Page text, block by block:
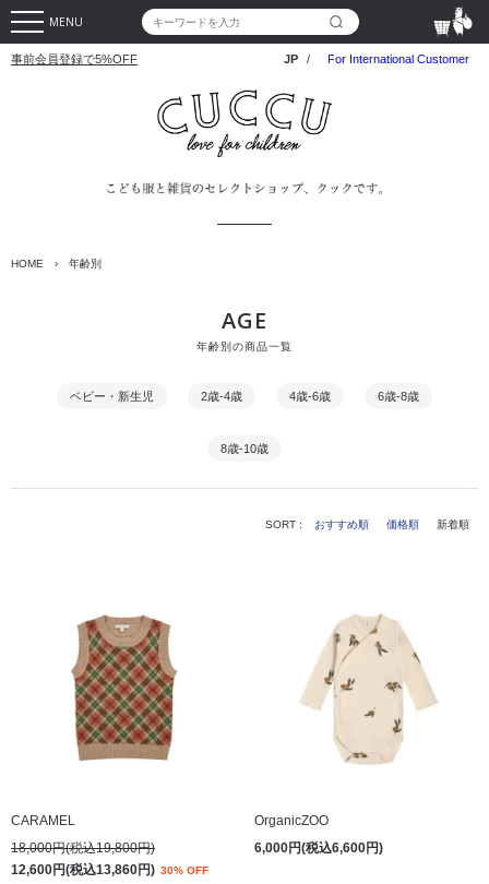
MENU
事前会員登録で5%OFF JP / For International Customer
HOME › 年齢別
AGE
年齢別の商品一覧
ベビー・新生児 2歳-4歳 4歳-6歳 6歳-8歳
8歳-10歳
SORT : おすすめ順 価格順 新着順
CARAMEL
18,000円(税込19,800円)
12,600円(税込13,860円) 30% OFF
OrganicZOO
6,000円(税込6,600円)